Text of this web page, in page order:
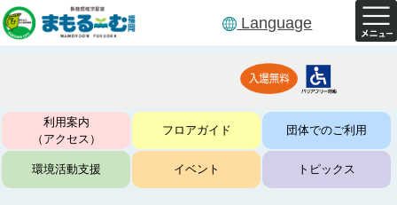
Language
利用案内
（アクセス）
フロアガイド 団体でのご利用
環境活動支援 イベント トピックス